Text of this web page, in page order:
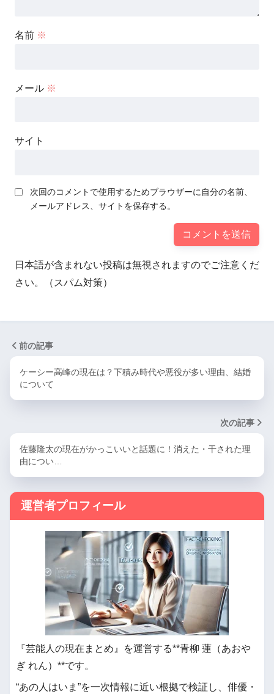
名前 ※
メール ※
サイト
次回のコメントで使用するためブラウザーに自分の名前、
メールアドレス、サイトを保存する。
日本語が含まれない投稿は無視されますのでご注意くだ
さい。（スパム対策）
前の記事
ケーシー高峰の現在は？下積み時代や悪役が多い理由、結婚
について
次の記事
佐藤隆太の現在がかっこいいと話題に！消えた・干された理
由につい…
運営者プロフィール
『芸能人の現在まとめ』を運営する**青柳 蓮（あおや
ぎ れん）**です。
“あの人はいま”を一次情報に近い根拠で検証し、俳優・